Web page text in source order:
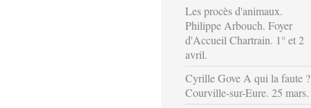
Les procès d'animaux.
Philippe Arbouch. Foyer
d'Accueil Chartrain. 1° et 2
avril.
Cyrille Gove A qui la faute ?
Courville-sur-Eure. 25 mars.